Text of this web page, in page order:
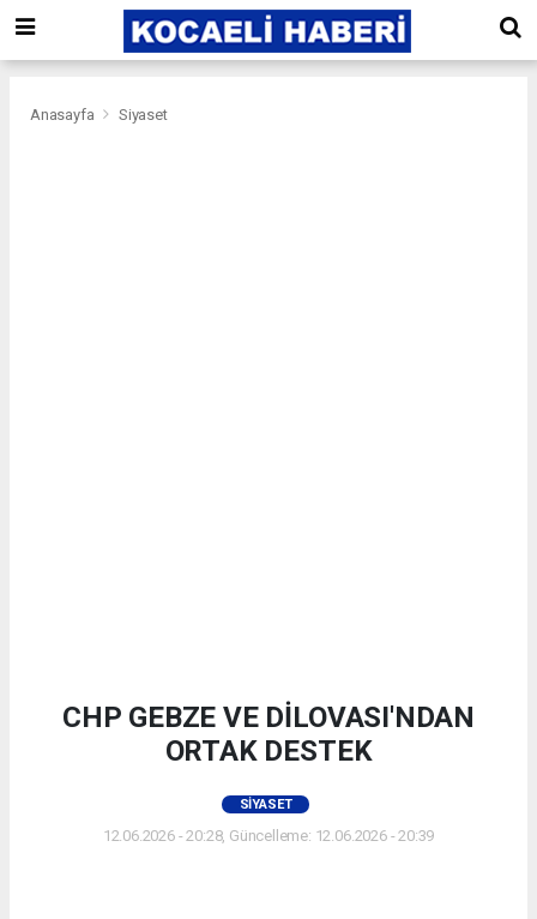
Anasayfa Siyaset
CHP GEBZE VE DİLOVASI'NDAN
ORTAK DESTEK
SIYASET
12.06.2026 - 20:28, Güncelleme: 12.06.2026 - 20:39